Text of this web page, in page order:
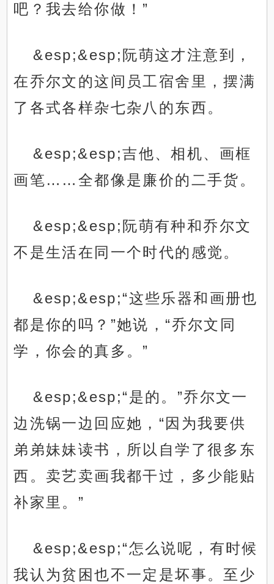
吧？我去给你做！”
&esp;&esp;阮萌这才注意到，
在乔尔文的这间员工宿舍里，摆满
了各式各样杂七杂八的东西。
&esp;&esp;吉他、相机、画框
画笔……全都像是廉价的二手货。
&esp;&esp;阮萌有种和乔尔文
不是生活在同一个时代的感觉。
&esp;&esp;“这些乐器和画册也
都是你的吗？”她说，“乔尔文同
学，你会的真多。”
&esp;&esp;“是的。”乔尔文一
边洗锅一边回应她，“因为我要供
弟弟妹妹读书，所以自学了很多东
西。卖艺卖画我都干过，多少能贴
补家里。”
&esp;&esp;“怎么说呢，有时候
我认为贫困也不一定是坏事。至少